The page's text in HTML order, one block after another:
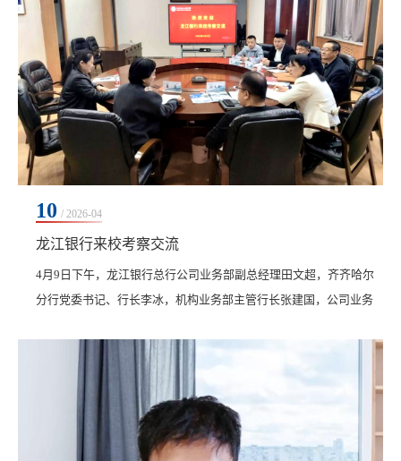
表共计90人参加培训。本次应急救护培训课程设...
10 / 2026-04
龙江银行来校考察交流
4月9日下午，龙江银行总行公司业务部副总经理田文超，齐齐哈尔
分行党委书记、行长李冰，机构业务部主管行长张建国，公司业务
一行莅临我校考察交流。学校总会计师姜岩、财务处处长孙爱萍及
爱萍陪同下，实地参观考察了我校产教融合基地和实践教学场所，
先后走访人民会堂、儿童健康管理中心、女性全生命周...